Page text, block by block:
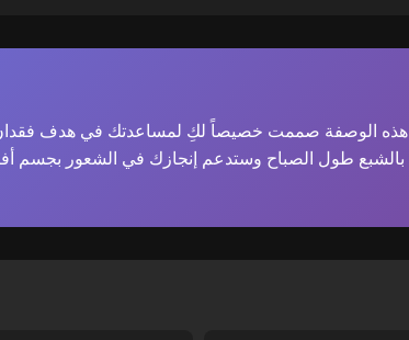
هذه الوصفة صممت خصيصاً لكِ لمساعدتك في هدف فقدان
بالشبع طول الصباح وستدعم إنجازك في الشعور بجسم